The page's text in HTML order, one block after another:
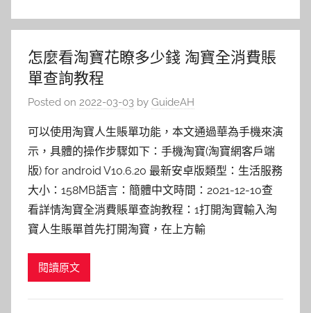
怎麼看淘寶花瞭多少錢 淘寶全消費賬
單查詢教程
Posted on 2022-03-03 by GuideAH
可以使用淘寶人生賬單功能，本文通過華為手機來演
示，具體的操作步驟如下：手機淘寶(淘寶網客戶端
版) for android V10.6.20 最新安卓版類型：生活服務
大小：158MB語言：簡體中文時間：2021-12-10查
看詳情淘寶全消費賬單查詢教程：1打開淘寶輸入淘
寶人生賬單首先打開淘寶，在上方輸
閱讀原文